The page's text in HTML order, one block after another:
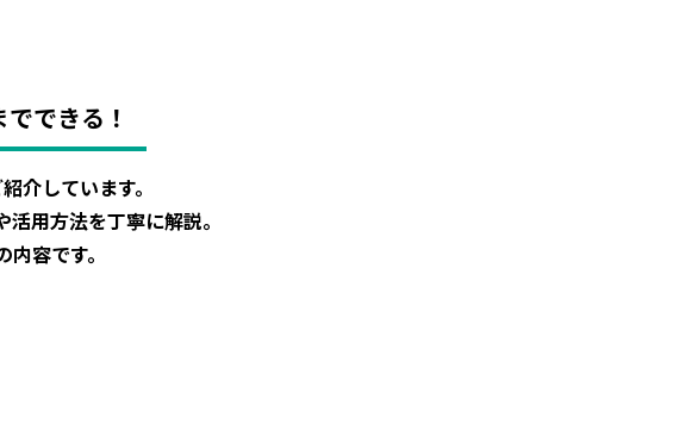
できる！
介しています。
用方法を丁寧に解説。
容です。